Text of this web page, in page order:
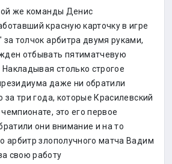
же команды Денис
красную карточку в игре
толчок арбитра двумя руками,
отбывать пятиматчевую
столько строгое
даже ни обратили
за три года, которые Красилевский
это его первое
они внимание и на то
арбитр злополучного матча Вадим
свою работу